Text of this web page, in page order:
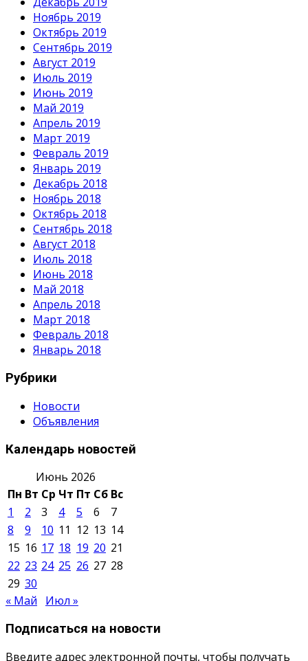
Ноябрь 2019
Октябрь 2019
Сентябрь 2019
Август 2019
Июль 2019
Июнь 2019
Май 2019
Апрель 2019
Март 2019
Февраль 2019
Январь 2019
Декабрь 2018
Ноябрь 2018
Октябрь 2018
Сентябрь 2018
Август 2018
Июль 2018
Июнь 2018
Май 2018
Апрель 2018
Март 2018
Февраль 2018
Январь 2018
Рубрики
Новости
Объявления
Календарь новостей
Июнь 2026
Пн Вт Ср Чт Пт Сб Вс
1
2 3 4 5 6
7
8
9 10 11 12 13 14
15 16 17 18 19 20 21
22 23 24 25 26 27 28
29 30
« Май
Июл »
Подписаться на новости
Введите адрес электронной почты, чтобы получать